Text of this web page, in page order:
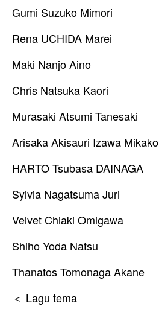
Gumi Suzuko Mimori
Rena UCHIDA Marei
Maki Nanjo Aino
Chris Natsuka Kaori
Murasaki Atsumi Tanesaki
Arisaka Akisauri Izawa Mikako
HARTO Tsubasa DAINAGA
Sylvia Nagatsuma Juri
Velvet Chiaki Omigawa
Shiho Yoda Natsu
Thanatos Tomonaga Akane
＜ Lagu tema